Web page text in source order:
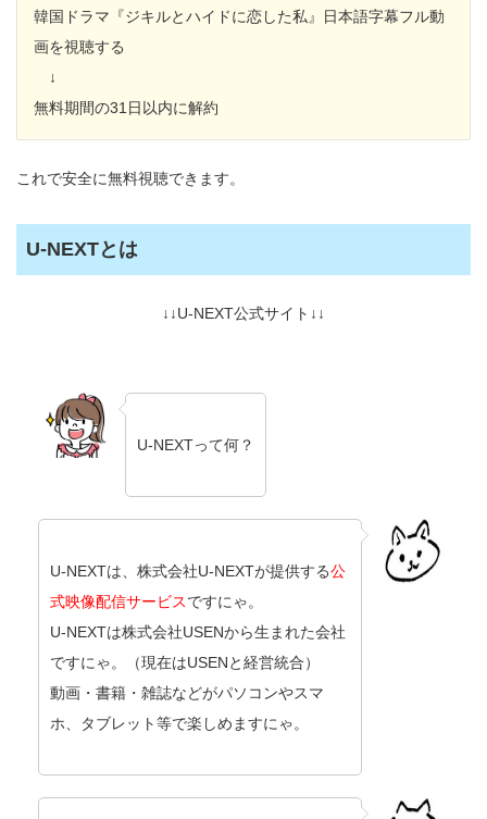
韓国ドラマ『ジキルとハイドに恋した私』日本語字幕フル動
画を視聴する
↓
無料期間の31日以内に解約
これで安全に無料視聴できます。
U-NEXTとは
↓↓U-NEXT公式サイト↓↓
U-NEXTって何？
U-NEXTは、株式会社U-NEXTが提供する公
式映像配信サービスですにゃ。
U-NEXTは株式会社USENから生まれた会社
ですにゃ。（現在はUSENと経営統合）
動画・書籍・雑誌などがパソコンやスマ
ホ、タブレット等で楽しめますにゃ。